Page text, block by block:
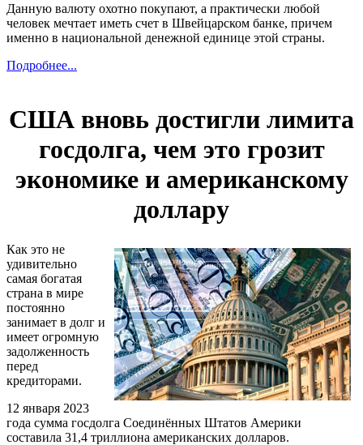
Данную валюту охотно покупают, а практически любой
человек мечтает иметь счет в Швейцарском банке, причем
именно в национальной денежной единице этой страны.
Подробнее...
США вновь достигли лимита
госдолга, чем это грозит
экономике и американскому
доллару
Как это не
удивительно
самая богатая
страна в мире
постоянно
занимает в долг и
имеет огромную
задолженность
перед
кредиторами.
12 января 2023
года сумма госдолга Соединённых Штатов Америки
составила 31,4 триллиона американских долларов.